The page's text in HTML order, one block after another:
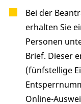
Bei der
erhalten Sie
Personen
Brief. Dieser
(fünfstellige
Online-